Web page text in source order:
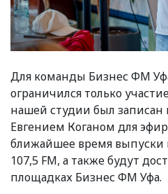
Для команды Бизнес ФМ
ограничился только
нашей студии был
Евгением Коганом для
ближайшее время выпуски
107,5 FM, а также будут
площадках Бизнес ФМ Уфа.